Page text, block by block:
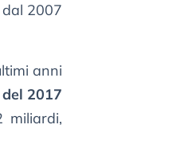
2007
anni
2017